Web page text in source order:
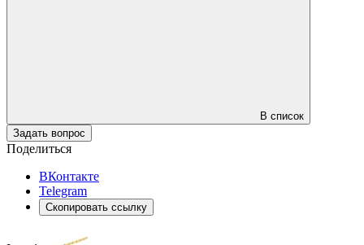
В список
Задать вопрос
Поделиться
ВКонтакте
Telegram
Скопировать ссылку